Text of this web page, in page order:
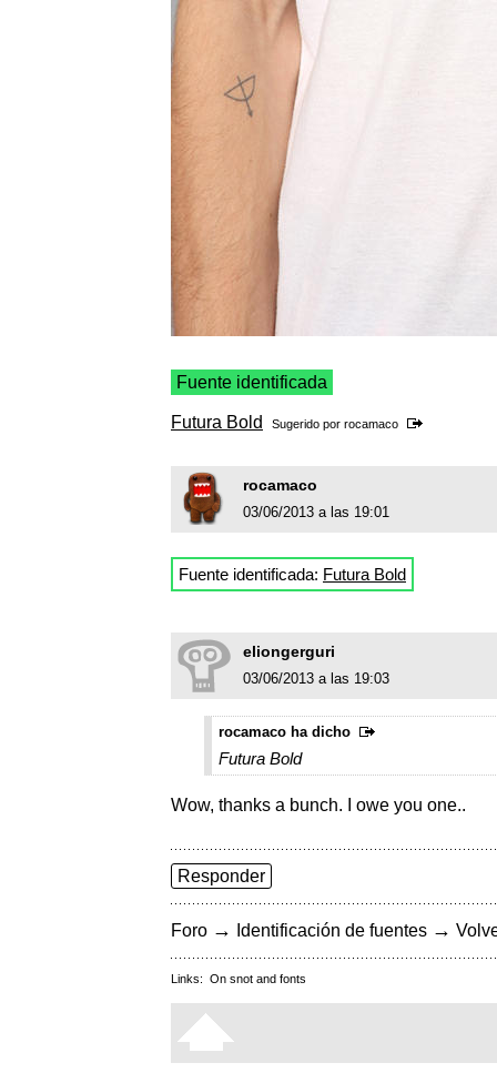
Fuente identificada
Futura Bold Sugerido por rocamaco
rocamaco
03/06/2013 a las 19:01
Fuente identificada: Futura Bold
eliongerguri
03/06/2013 a las 19:03
rocamaco ha dicho
Futura Bold
Wow, thanks a bunch. I owe you one..
Responder
Foro → Identificación de fuentes →
Links: On snot and fonts